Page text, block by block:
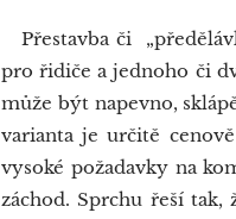
Přestavba či
pro řidiče a jednoho či
může být napevno,
varianta je určitě
vysoké požadavky na
záchod. Sprchu řeší